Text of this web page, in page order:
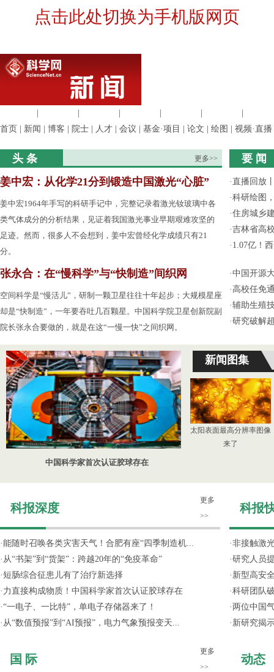
点击此处切换为手机版网页
首页
新闻 博客 院士 人才 会议 基金·项目 论文 绘图 视频·直播
头 条 更多>>
姜中宏：从化学21分到锻造中国激光“心脏”
姜中宏1964年手写的科研手记中，完整记录着激光钕玻璃中各
类气体成分的分析结果，见证着我国激光事业早期艰难攻坚的
足迹。然而，很多人不会想到，姜中宏曾经化学成绩只有21
分。
张永合：在“慢科学”与“快制造”间织网
空间科学是“慢活儿”，研制一颗卫星往往十年起步；大规模星座
却是“快制造”，一年要吞吐几百颗星。中国科学院卫星创新院副
院长张永合要做的，就是在这“一慢一快”之间织网。
要 闻
·直播回放
·科研绘图
·住房城乡
·吉林省高
· 1.07亿！
·中国开源
· 高校任免
·辅助生殖
·研究破解
中国科学家首次认证胶球存在
新闻图集
太阳表面最高分辨率图像
来了
科报深度
更多
>>
·能随时召唤各类灾害天气！合肥有座“四季制造机...
· 从“书架”到“货架”：跨越20年的“免疫革命”
· 短肠综合征患儿有了治疗新选择
· 力直接构成物质！中国科学家首次认证胶球存在
·“一电子、一比特”，单电子存储器来了！
· 从“数值预报”到“AI预报”，电力气象预报变天...
国 际
更多
>>
科报
·非接触激
·研究人员
· 新型高安
·科研团队
· 两位中国
· 新研究揭
动态